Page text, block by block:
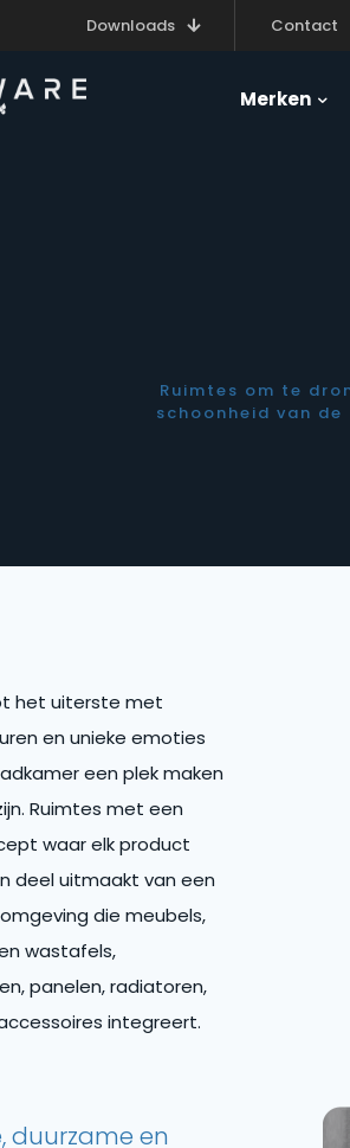
Downloads Contact
Merken
Ruimtes om te
schoonheid van
het uiterste met
en unieke emoties
een plek maken
Ruimtes met een
waar elk product
deel uitmaakt van een
die meubels,
wastafels,
panelen, radiatoren,
integreert.
duurzame en